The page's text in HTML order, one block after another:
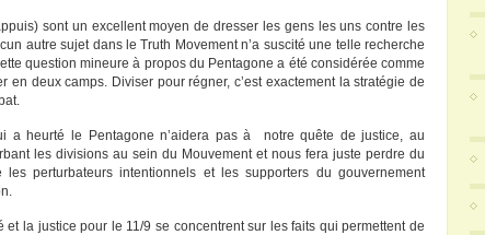
sont un excellent moyen de dresser les gens les uns contre les
autre sujet dans le Truth Movement n’a suscité une telle recherche
question mineure à propos du Pentagone a été considérée comme
en deux camps. Diviser pour régner, c’est exactement la stratégie de
a heurté le Pentagone n’aidera pas à notre quête de justice, au
les divisions au sein du Mouvement et nous fera juste perdre du
perturbateurs intentionnels et les supporters du gouvernement
la justice pour le 11/9 se concentrent sur les faits qui permettent de